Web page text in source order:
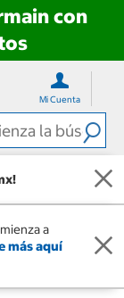
con
Mi Cuenta
a
más aquí